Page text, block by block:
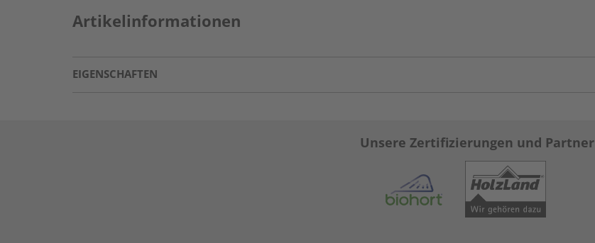
Artikelinformationen
EIGENSCHAFTEN
Unsere Zertifizierungen und Partner